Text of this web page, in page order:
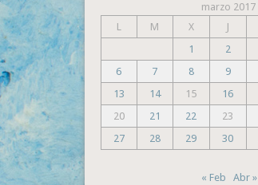
marzo 2017
L
M X J
1
2
6
7 8 9
13
14 15 16
20
21 22 23
27
28 29 30
« Feb Abr »